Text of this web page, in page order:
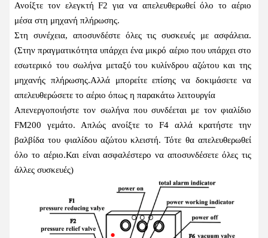
Ανοίξτε τον ελεγκτή F2 για να απελευθερωθεί όλο το αέριο
μέσα στη μηχανή πλήρωσης.
Στη συνέχεια, αποσυνδέστε όλες τις συσκευές με ασφάλεια.
(Στην πραγματικότητα υπάρχει ένα μικρό αέριο που υπάρχει στο
εσωτερικό του σωλήνα μεταξύ του κυλίνδρου αζώτου και της
μηχανής πλήρωσης.Αλλά μπορείτε επίσης να δοκιμάσετε να
απελευθερώσετε το αέριο όπως η παρακάτω λειτουργία
Απενεργοποιήστε τον σωλήνα που συνδέεται με τον φιαλίδιο
FM200 γεμάτο. Απλώς ανοίξτε το F4 αλλά κρατήστε την
βαλβίδα του φιαλίδου αζώτου κλειστή. Τότε θα απελευθερωθεί
όλο το αέριο.Και είναι ασφαλέστερο να αποσυνδέσετε όλες τις
άλλες συσκευές)